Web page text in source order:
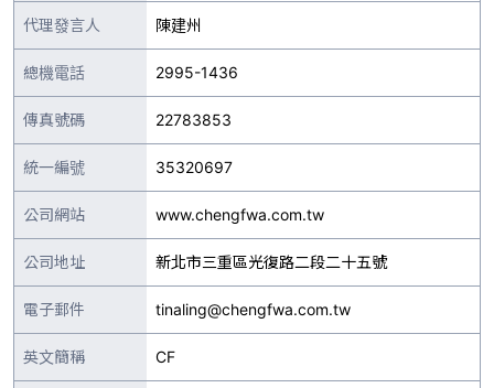
代理發言人 陳建州
總機電話 2995-1436
傳真號碼 22783853
統一編號 35320697
公司網站 www.chengfwa.com.tw
公司地址 新北市三重區光復路二段二十五號
電子郵件 tinaling@chengfwa.com.tw
英文簡稱 CF